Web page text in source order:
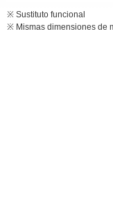
※ Sustituto funcional
※ Mismas dimensiones de